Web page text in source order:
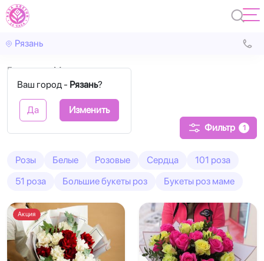
Рязань
Ваш город - Рязань?
Да Изменить
Главная Микс
Розы Микс
Фильтр 1
Розы Белые Розовые Сердца
101 роза
51 роза
Большие букеты роз Букеты роз маме
Акция